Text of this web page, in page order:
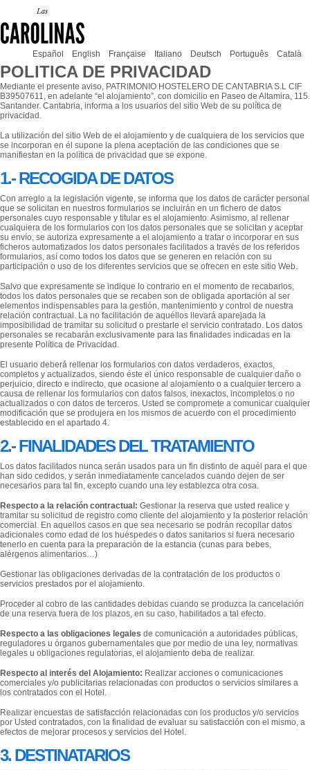
Español English Française Italiano Deutsch Português Català
POLITICA DE PRIVACIDAD
Mediante el presente aviso, PATRIMONIO HOSTELERO DE CANTABRIA S.L CIF
B39507611, en adelante “el alojamiento”, con domicilio en Paseo de Altamira, 115.
Santander. Cantabria, informa a los usuarios del sitio Web de su política de
privacidad.
La utilización del sitio Web de el alojamiento y de cualquiera de los servicios que
se incorporan en él supone la plena aceptación de las condiciones que se
manifiestan en la política de privacidad que se expone.
1.- RECOGIDA DE DATOS
Con arreglo a la legislación vigente, se informa que los datos de carácter personal
que se solicitan en nuestros formularios se incluirán en un fichero de datos
personales cuyo responsable y titular es el alojamiento. Asimismo, al rellenar
cualquiera de los formularios con los datos personales que se solicitan y aceptar
su envío, se autoriza expresamente a el alojamiento a tratar o incorporar en sus
ficheros automatizados los datos personales facilitados a través de los referidos
formularios, así como todos los datos que se generen en relación con su
participación o uso de los diferentes servicios que se ofrecen en este sitio Web.
Salvo que expresamente se indique lo contrario en el momento de recabarlos,
todos los datos personales que se recaben son de obligada aportación al ser
elementos indispensables para la gestión, mantenimiento y control de nuestra
relación contractual. La no facilitación de aquéllos llevará aparejada la
imposibilidad de tramitar su solicitud o prestarle el servicio contratado. Los datos
personales se recabarán exclusivamente para las finalidades indicadas en la
presente Política de Privacidad.
El usuario deberá rellenar los formularios con datos verdaderos, exactos,
completos y actualizados, siendo éste el único responsable de cualquier daño o
perjuicio, directo e indirecto, que ocasione al alojamiento o a cualquier tercero a
causa de rellenar los formularios con datos falsos, inexactos, incompletos o no
actualizados o con datos de terceros. Usted se compromete a comunicar cualquier
modificación que se produjera en los mismos de acuerdo con el procedimiento
establecido en el apartado 4.
2.- FINALIDADES DEL TRATAMIENTO
Los datos facilitados nunca serán usados para un fin distinto de aquél para el que
han sido cedidos, y serán inmediatamente cancelados cuando dejen de ser
necesarios para tal fin, excepto cuando una ley establezca otra cosa.
Respecto a la relación contractual: Gestionar la reserva que usted realice y
tramitar su solicitud de registro como cliente del alojamiento y la posterior relación
comercial. En aquellos casos en que sea necesario se podrán recopilar datos
adicionales como edad de los huéspedes o datos sanitarios si fuera necesario
tenerlo en cuenta para la preparación de la estancia (cunas para bebes,
alérgenos alimentarios…)
Gestionar las obligaciones derivadas de la contratación de los productos o
servicios prestados por el alojamiento.
Proceder al cobro de las cantidades debidas cuando se produzca la cancelación
de una reserva fuera de los plazos, en su caso, habilitados a tal efecto.
Respecto a las obligaciones legales de comunicación a autoridades públicas,
reguladores u órganos gubernamentales que por medio de una ley, normativas
legales u obligaciones regulatorias, el alojamiento deba de realizar.
Respecto al interés del Alojamiento: Realizar acciones o comunicaciones
comerciales y/o publicitarias relacionadas con productos o servicios similares a
los contratados con el Hotel.
Realizar encuestas de satisfacción relacionadas con los productos y/o servicios
por Usted contratados, con la finalidad de evaluar su satisfacción con el mismo, a
efectos de mejorar procesos y servicios del Hotel.
3. DESTINATARIOS